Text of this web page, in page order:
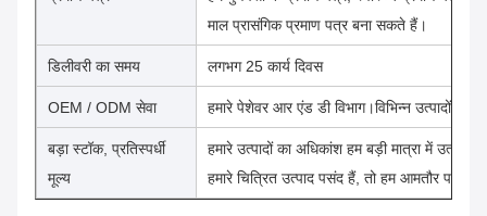
माल प्रासंगिक प्रमाण पत्र बना सकते हैं।
डिलीवरी का समय लगभग 25 कार्य दिवस
OEM / ODM सेवा हमारे पेशेवर आर एंड डी विभाग।विभिन्न उत्पादों
बड़ा स्टॉक, प्रतिस्पर्धी
मूल्य
हमारे उत्पादों का अधिकांश हम बड़ी मात्रा में
हमारे चित्रित उत्पाद पसंद हैं, तो हम आमतौर पर